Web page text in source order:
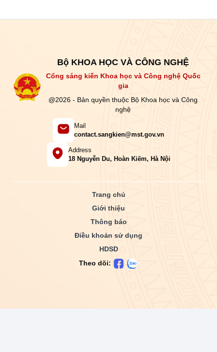
Bộ KHOA HỌC VÀ CÔNG NGHỆ
Cổng sáng kiến Khoa học và Công nghệ Quốc
gia
@2026 - Bản quyền thuộc Bộ Khoa học và Công
nghệ
Mail
contact.sangkien@mst.gov.vn
Address
18 Nguyễn Du, Hoàn Kiếm, Hà Nội
Trang chủ
Giới thiệu
Thông báo
Điều khoản sử dụng
HDSD
Theo dõi: